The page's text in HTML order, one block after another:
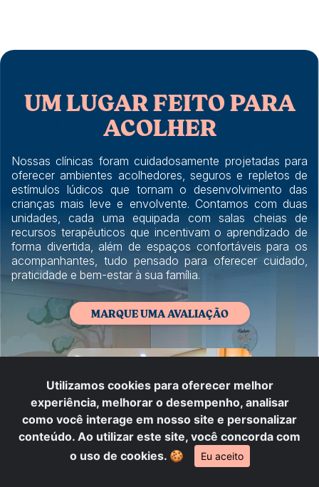
UM LUGAR FEITO PARA
ACOLHER
Nossas clínicas foram cuidadosamente projetadas para
oferecer ambientes acolhedores, seguros e repletos de
estímulos lúdicos que tornam o desenvolvimento das
crianças mais leve e envolvente. Contamos com duas
unidades, cada uma equipada com salas cheias de
recursos terapêuticos que incentivam o aprendizado de
forma divertida, além de espaços confortáveis para os
acompanhantes, tudo pensado para oferecer cuidado,
praticidade e bem-estar à sua família.
MARQUE UMA AVALIAÇÃO
Utilizamos cookies para oferecer melhor
experiência, melhorar o desempenho, analisar
como você interage em nosso site e personalizar
conteúdo. Ao utilizar este site, você concorda com
o uso de cookies. 🍪 Eu aceito